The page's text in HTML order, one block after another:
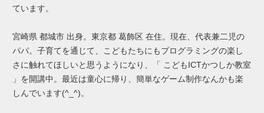
ています。
宮崎県 都城市 出身。東京都 葛飾区 在住。現在、代表兼二児の
パパ。子育てを通じて、こどもたちにもプログラミングの楽し
さに触れてほしいと思うようになり、「 こどもICTかつしか教室
」を開講中。最近は童心に帰り、簡単なゲーム制作なんかも楽
しんでいます(^_^)。